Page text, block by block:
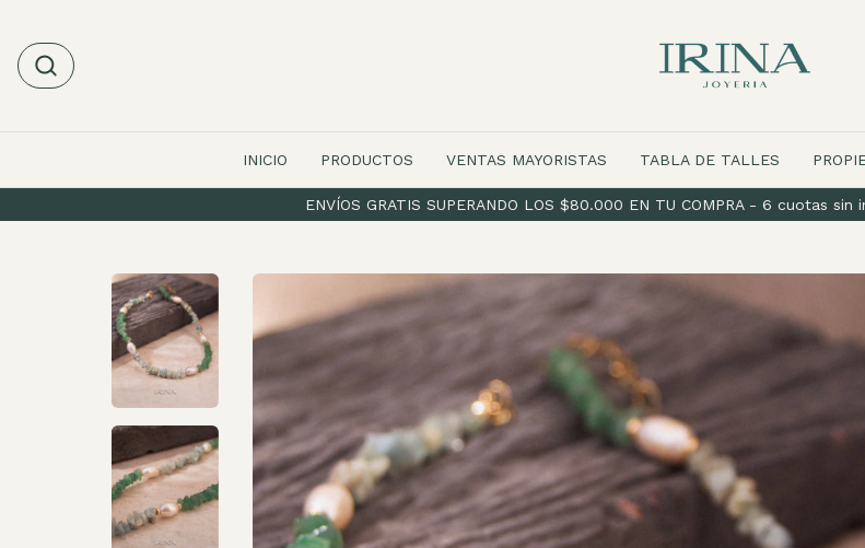
ENVÍOS GRATIS SUPERANDO LOS $80.000 EN TU COMPRA - 6 cuotas
INICIO PRODUCTOS VENTAS MAYORISTAS TABLA DE TALLES